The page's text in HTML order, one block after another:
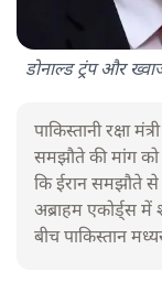
डोनाल्ड ट्रंप और
पाकिस्तानी रक्षा
समझौते की मांग को
कि ईरान समझौते से
अब्राहम एकोर्ड्स में
बीच पाकिस्तान